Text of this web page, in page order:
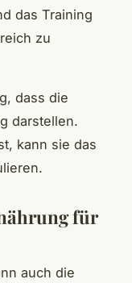
das Training
zu
dass die
darstellen.
kann sie das
für
auch die